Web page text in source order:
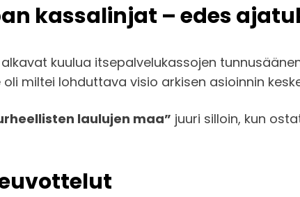
kassalinjat – edes
kuulua itsepalvelukassojen
miltei lohduttava visio arkisen asioinnin
laulujen maa” juuri silloin, kun